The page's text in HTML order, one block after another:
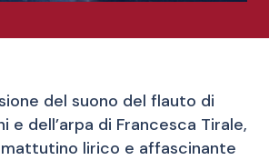
del suono del flauto di
e dell’arpa di Francesca Tirale,
lirico e affascinante